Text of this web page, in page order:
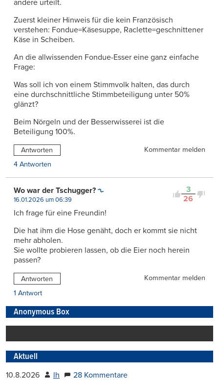
andere urteilt.
Zuerst kleiner Hinweis für die kein Französisch
verstehen: Fondue=Käsesuppe, Raclette=geschnittener
Käse in Scheiben.
An die allwissenden Fondue-Esser eine ganz einfache
Frage:
Was soll ich von einem Stimmvolk halten, das durch
eine durchschnittliche Stimmbeteiligung unter 50%
glänzt?
Beim Nörgeln und der Besserwisserei ist die
Beteiligung 100%.
Antworten
Kommentar melden
4 Antworten
3
26
Wo war der Tschugger?
16.01.2026 um 06:39
Ich frage für eine Freundin!
Die hat ihm die Hose genäht, doch er kommt sie nicht
mehr abholen.
Sie wollte probieren lassen, ob die Eier noch herein
passen?
Antworten
Kommentar melden
1 Antwort
Anonymous Box
Aktuell
10.8.2026 lh 28 Kommentare